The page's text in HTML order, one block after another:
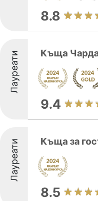
8.8
Лауреати Къща
9.4
Лауреати Къща за
8.5